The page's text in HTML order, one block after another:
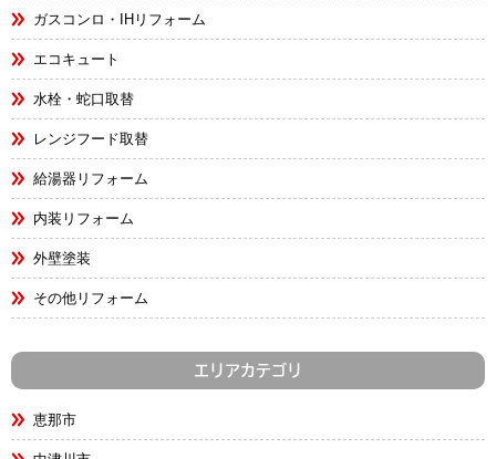
ガスコンロ・IHリフォーム
エコキュート
水栓・蛇口取替
レンジフード取替
給湯器リフォーム
内装リフォーム
外壁塗装
その他リフォーム
エリアカテゴリ
恵那市